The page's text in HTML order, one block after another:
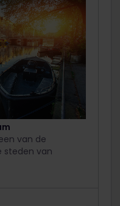
van de
steden van